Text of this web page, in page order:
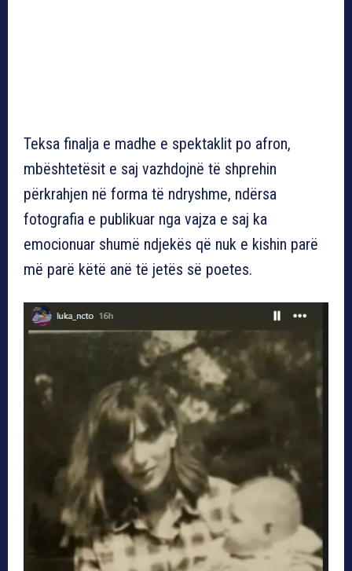
Teksa finalja e madhe e spektaklit po afron,
mbështetësit e saj vazhdojnë të shprehin
përkrahjen në forma të ndryshme, ndërsa
fotografia e publikuar nga vajza e saj ka
emocionuar shumë ndjekës që nuk e kishin parë
më parë këtë anë të jetës së poetes.